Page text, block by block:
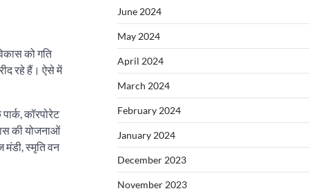
को गति
रहे हैं। ऐसे में
कॉरपोरेट
की योजनाओं
मंडी, स्मृति वन
June 2024
May 2024
April 2024
March 2024
February 2024
January 2024
December 2023
November 2023